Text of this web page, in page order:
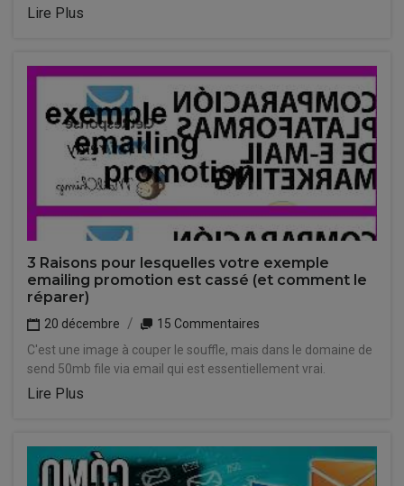
Lire Plus
3 Raisons pour lesquelles votre exemple
emailing promotion est cassé (et comment le
réparer)
20 décembre
15 Commentaires
C'est une image à couper le souffle, mais dans le domaine de
send 50mb file via email qui est essentiellement vrai.
Lire Plus